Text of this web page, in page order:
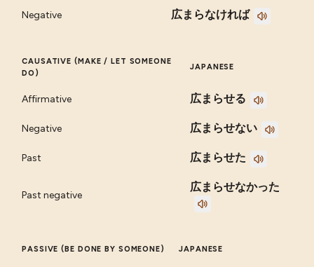
Negative 広まらなければ
CAUSATIVE (MAKE / LET SOMEONE
DO)
JAPANESE
Affirmative 広まらせる
Negative 広まらせない
Past 広まらせた
Past negative
広まらせなかった
PASSIVE (BE DONE BY SOMEONE) JAPANESE